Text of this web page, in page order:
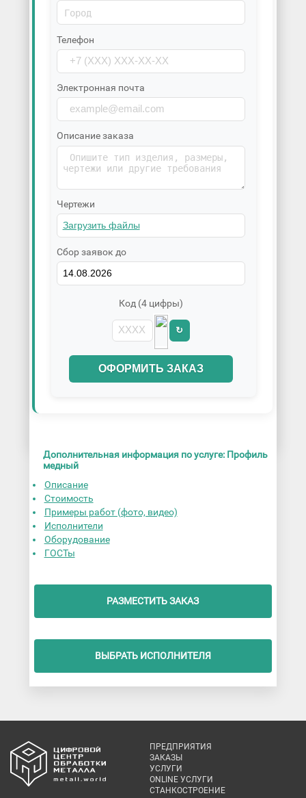
Телефон
Электронная почта
Описание заказа
Чертежи
Сбор заявок до
Код (4 цифры)
↻
ОФОРМИТЬ ЗАКАЗ
Дополнительная информация по услуге: Профиль
медный
Описание
Стоимость
Примеры работ (фото, видео)
Исполнители
Оборудование
ГОСТы
РАЗМЕСТИТЬ ЗАКАЗ
ВЫБРАТЬ ИСПОЛНИТЕЛЯ
ПРЕДПРИЯТИЯ
ЗАКАЗЫ
УСЛУГИ
ONLINE УСЛУГИ
СТАНКОСТРОЕНИЕ